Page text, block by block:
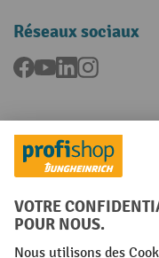
Réseaux sociaux
Facebook
YouTubeLinkedInInstagram
Langues
FR NL
Conditions générales